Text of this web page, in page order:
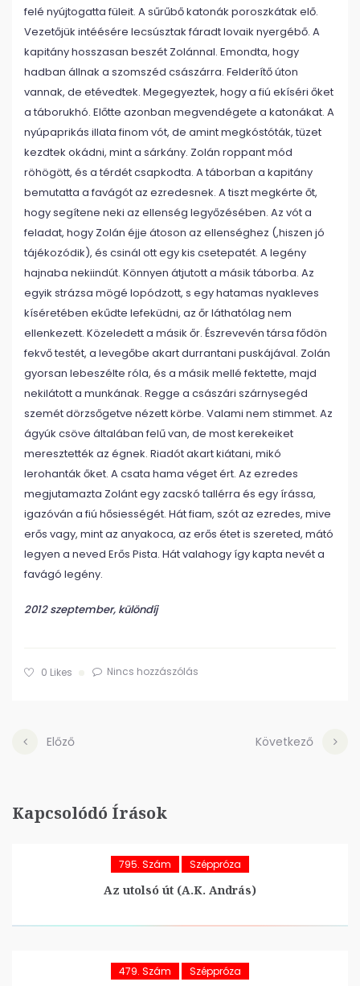
felé nyújtogatta füleit. A sűrűbő katonák poroszkátak elő.
Vezetőjük intéésére lecsúsztak fáradt lovaik nyergébő. A
kapitány hosszasan beszét Zolánnal. Emondta, hogy
hadban állnak a szomszéd császárra. Felderítő úton
vannak, de etévedtek. Megegyeztek, hogy a fiú ekíséri őket
a táborukhó. Előtte azonban megvendégete a katonákat. A
nyúpaprikás illata finom vót, de amint megkóstóták, tüzet
kezdtek okádni, mint a sárkány. Zolán roppant mód
röhögött, és a térdét csapkodta. A táborban a kapitány
bemutatta a favágót az ezredesnek. A tiszt megkérte őt,
hogy segítene neki az ellenség legyőzésében. Az vót a
feladat, hogy Zolán éjje átoson az ellenséghez (,hiszen jó
tájékozódik), és csinál ott egy kis csetepatét. A legény
hajnaba nekiindút. Könnyen átjutott a másik táborba. Az
egyik strázsa mögé lopódzott, s egy hatamas nyakleves
kíséretében ekűdte lefeküdni, az őr láthatólag nem
ellenkezett. Közeledett a másik őr. Észrevevén társa fődön
fekvő testét, a levegőbe akart durrantani puskájával. Zolán
gyorsan lebeszélte róla, és a másik mellé fektette, majd
nekilátott a munkának. Regge a császári szárnysegéd
szemét dörzsőgetve nézett körbe. Valami nem stimmet. Az
ágyúk csöve általában felű van, de most kerekeiket
meresztették az égnek. Riadót akart kiátani, mikó
lerohanták őket. A csata hama véget ért. Az ezredes
megjutamazta Zolánt egy zacskó tallérra és egy írássa,
igazóván a fiú hősiességét. Hát fiam, szót az ezredes, mive
erős vagy, mint az anyakoca, az erős étet is szereted, mátó
legyen a neved Erős Pista. Hát valahogy így kapta nevét a
favágó legény.
2012 szeptember, különdíj
0 Likes Nincs hozzászólás
Előző Következő
Kapcsolódó Írások
795. Szám Széppróza
Az utolsó út (A.K. András)
479. Szám Széppróza